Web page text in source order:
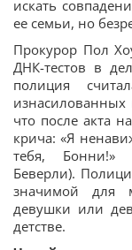
искать
ее семьи, но
Прокурор Пол
ДНК-тестов в
полиция
изнасилованных
что после акта
крича: «Я
тебя, Бонни!»
Беверли).
значимой для
девушки или
детстве.